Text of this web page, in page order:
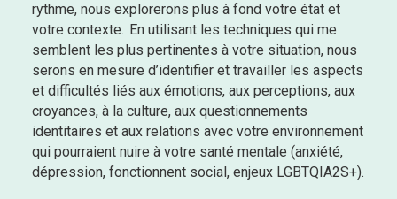
rythme, nous explorerons plus à fond votre état et
votre contexte. En utilisant les techniques qui me
semblent les plus pertinentes à votre situation, nous
serons en mesure d’identifier et travailler les aspects
et difficultés liés aux émotions, aux perceptions, aux
croyances, à la culture, aux questionnements
identitaires et aux relations avec votre environnement
qui pourraient nuire à votre santé mentale (anxiété,
dépression, fonctionnent social, enjeux LGBTQIA2S+).